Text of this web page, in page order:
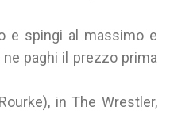
e spingi al massimo e
paghi il prezzo prima
in The Wrestler,